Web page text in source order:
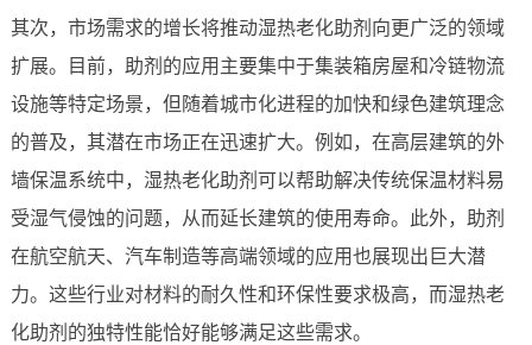
其次，市场需求的增长将推动湿热老化助剂向更广泛的领域
扩展。目前，助剂的应用主要集中于集装箱房屋和冷链物流
设施等特定场景，但随着城市化进程的加快和绿色建筑理念
的普及，其潜在市场正在迅速扩大。例如，在高层建筑的外
墙保温系统中，湿热老化助剂可以帮助解决传统保温材料易
受湿气侵蚀的问题，从而延长建筑的使用寿命。此外，助剂
在航空航天、汽车制造等高端领域的应用也展现出巨大潜
力。这些行业对材料的耐久性和环保性要求极高，而湿热老
化助剂的独特性能恰好能够满足这些需求。